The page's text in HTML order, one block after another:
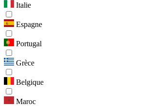
Italie
Espagne
Portugal
Grèce
Belgique
Maroc